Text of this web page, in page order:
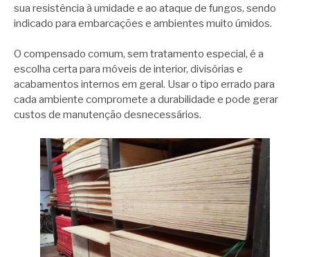
sua resistência à umidade e ao ataque de fungos, sendo
indicado para embarcações e ambientes muito úmidos.
O compensado comum, sem tratamento especial, é a
escolha certa para móveis de interior, divisórias e
acabamentos internos em geral. Usar o tipo errado para
cada ambiente compromete a durabilidade e pode gerar
custos de manutenção desnecessários.